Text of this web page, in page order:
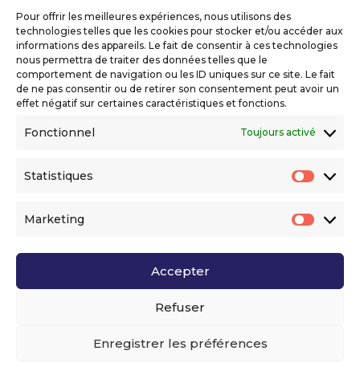
Pour offrir les meilleures expériences, nous utilisons des
technologies telles que les cookies pour stocker et/ou accéder aux
informations des appareils. Le fait de consentir à ces technologies
nous permettra de traiter des données telles que le
comportement de navigation ou les ID uniques sur ce site. Le fait
de ne pas consentir ou de retirer son consentement peut avoir un
effet négatif sur certaines caractéristiques et fonctions.
Fonctionnel Toujours activé
Statistiques
Marketing
Accepter
Refuser
Enregistrer les préférences
Mentions légales
Politique de confidentialité
Déclaration d’accessibilité numérique
Ils nous soutiennent
Voir l’ensemble de nos partenaires